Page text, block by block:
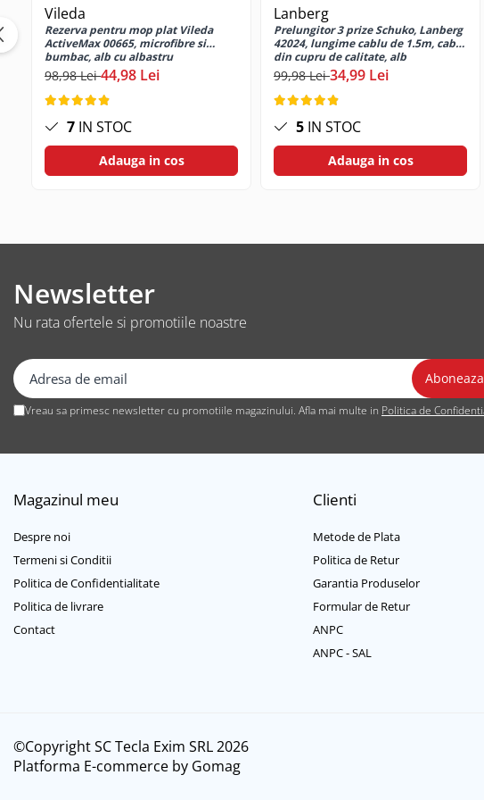
Gamepad USB
Microfoane Gaming
Mouse Gaming
Mouse Pad Gaming
Tastatura Gaming
Accesorii IT
Accesorii laptop
Accesorii monitoare
Accesorii smartphone
Accesorii SIM
Cabluri iPhone
Cabluri microUSB
Cabluri USB tip C
Huse smartphone
Incarcatoare wireless
Incarcator auto
Incarcator priza retea
Lentile smartphone
Microfoane pentru smartphone
Stylus pen
Suport auto
Vileda
Rezerva pentru mop plat Vileda
ActiveMax 00665, microfibre si
bumbac, alb cu albastru
98,98 Lei44,98 Lei
7 IN STOC
Adauga in cos
Lanberg
Prelungitor 3 prize Schuko, Lanberg
42024, lungime cablu de 1.5m, cablu
din cupru de calitate, alb
99,98 Lei34,99 Lei
5 IN STOC
Adauga in cos
Newsletter
Nu rata ofertele si promotiile noastre
Vreau sa primesc newsletter cu promotiile magazinului. Afla mai multe in Politica de
Magazinul meu
Despre noi
Termeni si Conditii
Politica de Confidentialitate
Politica de livrare
Contact
Clienti
Metode de Plata
Politica de Retur
Garantia Produselor
Formular de Retur
ANPC
ANPC - SAL
©Copyright SC Tecla Exim SRL 2026
Platforma E-commerce by Gomag